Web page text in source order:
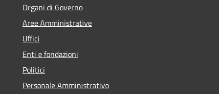
Organi di Governo
Aree Amministrative
Uffici
Enti e fondazioni
Politici
Personale Amministrativo